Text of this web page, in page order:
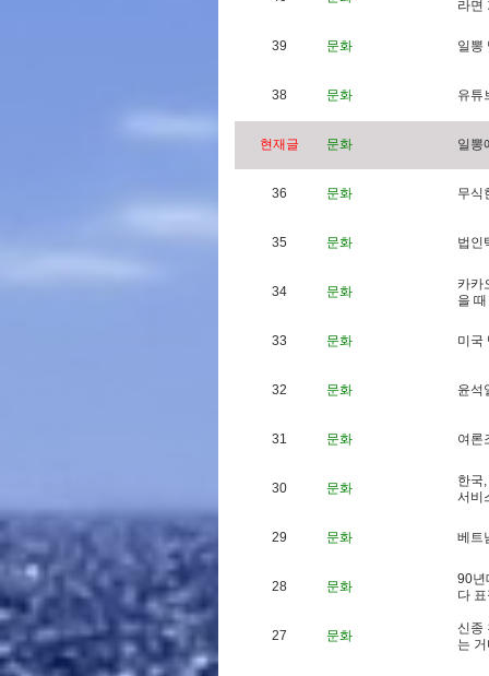
라면
39 문화 일 뽕
38 문화 유튜
현재글 문화 일 뽕
36 문화 무식
35 문화 법 인
34 문화 카카
을 때
33 문화 미 국
32 문화 윤석
31 문화 여 론
30 문화 한국,
서 비
29 문화 베 트
28 문화 90년
다 표
27 문화 신종
는 거